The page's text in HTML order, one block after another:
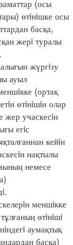
(осы
өтiнiшке осы
басқа,
жерi туралы
жүргiзу
ауыл
(ортақ
өтiнiшiн олар
жер учаскесiн
егiс
кейiн
нақтылы
немесе
меншiкке
өтiнiшi
аумақтық
басқа)